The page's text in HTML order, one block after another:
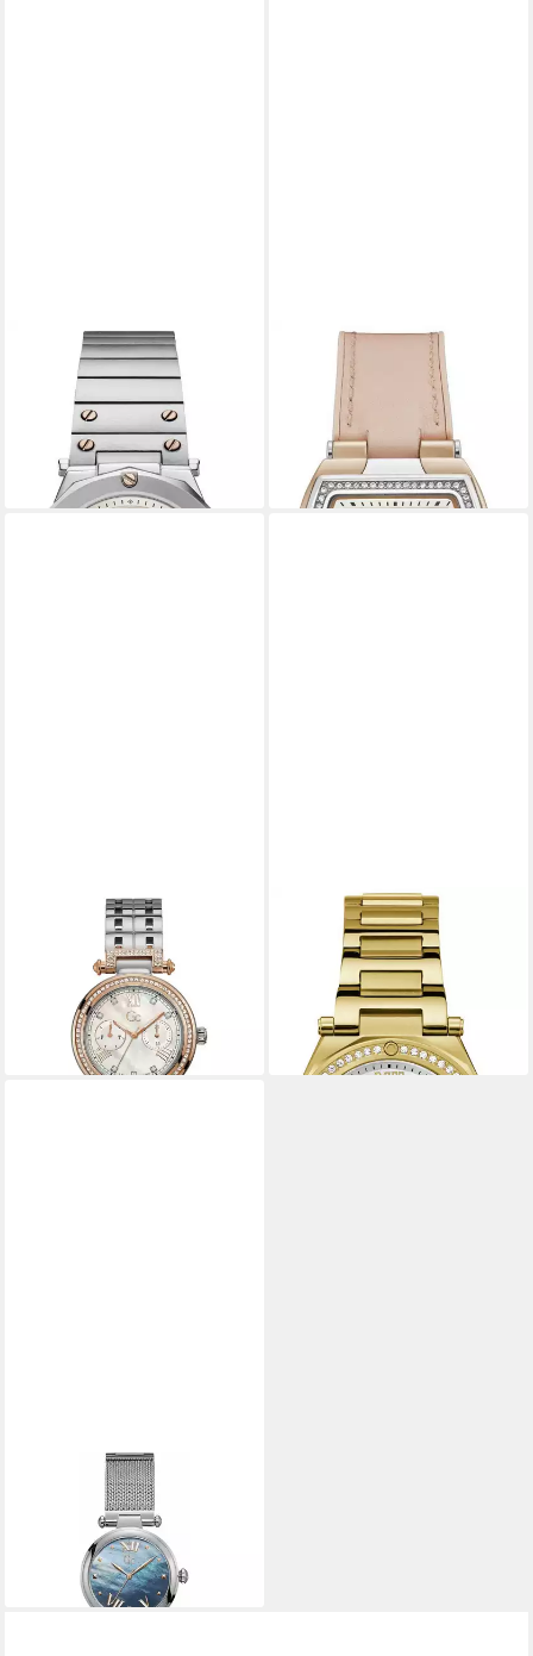
Quarzuhr Spirit Lady
Y60001L1MF
259,00 € UVP499,00 €
lieferbar - in 2-3 Werktagen bei dir
Quarzuhr Couture Tonneau
Y90003L1MF
179,00 €
UVP 349,00 €
lieferbar - in 2-3 Werktagen bei dir
Multifunktionsuhr PrimeChic
Y78003L1MF
329,00 € UVP599,00 €
lieferbar - in 2-3 Werktagen bei dir
Quarzuhr Legacy Lady
289,00 € UVP599,00 €
lieferbar - in 2-3 Werktagen bei dir
Luxusuhr Damenuhr
Y31001L7 (32 mm)
ab 416,01 €
lieferbar in 4 Wochen